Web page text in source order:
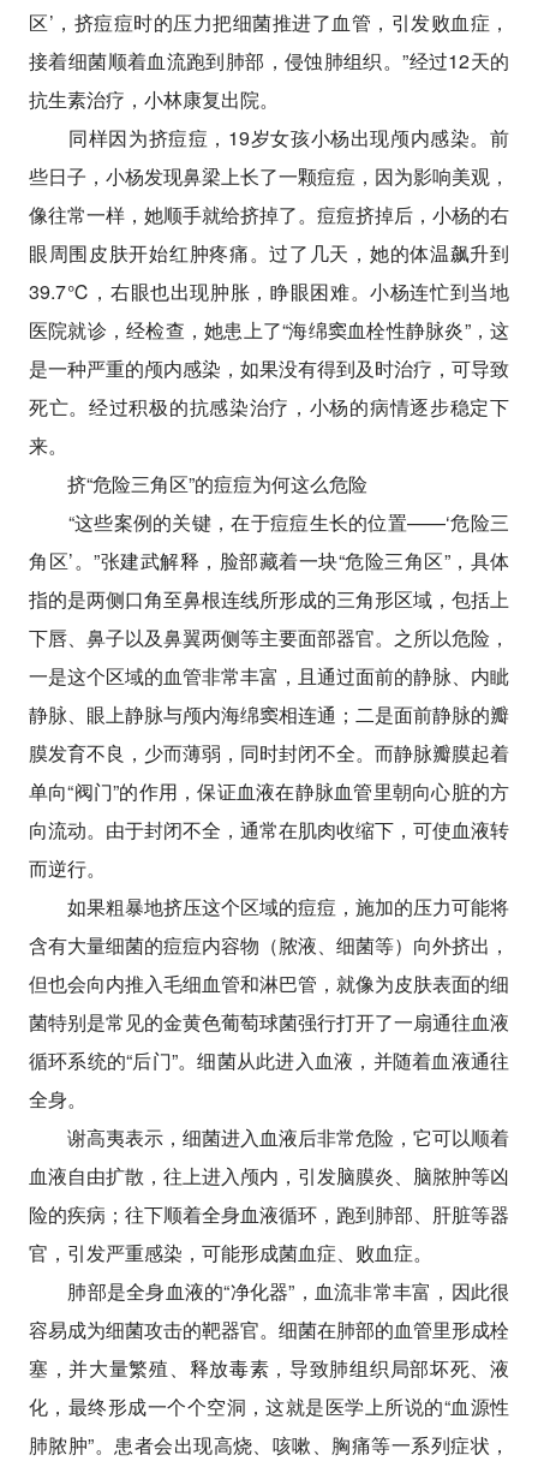
区’，挤痘痘时的压力把细菌推进了血管，引发败血症，
接着细菌顺着血流跑到肺部，侵蚀肺组织。”经过12天的
抗生素治疗，小林康复出院。
同样因为挤痘痘，19岁女孩小杨出现颅内感染。前
些日子，小杨发现鼻梁上长了一颗痘痘，因为影响美观，
像往常一样，她顺手就给挤掉了。痘痘挤掉后，小杨的右
眼周围皮肤开始红肿疼痛。过了几天，她的体温飙升到
39.7℃，右眼也出现肿胀，睁眼困难。小杨连忙到当地
医院就诊，经检查，她患上了“海绵窦血栓性静脉炎”，这
是一种严重的颅内感染，如果没有得到及时治疗，可导致
死亡。经过积极的抗感染治疗，小杨的病情逐步稳定下
来。
挤“危险三角区”的痘痘为何这么危险
“这些案例的关键，在于痘痘生长的位置——‘危险三
角区’。”张建武解释，脸部藏着一块“危险三角区”，具体
指的是两侧口角至鼻根连线所形成的三角形区域，包括上
下唇、鼻子以及鼻翼两侧等主要面部器官。之所以危险，
一是这个区域的血管非常丰富，且通过面前的静脉、内眦
静脉、眼上静脉与颅内海绵窦相连通；二是面前静脉的瓣
膜发育不良，少而薄弱，同时封闭不全。而静脉瓣膜起着
单向“阀门”的作用，保证血液在静脉血管里朝向心脏的方
向流动。由于封闭不全，通常在肌肉收缩下，可使血液转
而逆行。
如果粗暴地挤压这个区域的痘痘，施加的压力可能将
含有大量细菌的痘痘内容物（脓液、细菌等）向外挤出，
但也会向内推入毛细血管和淋巴管，就像为皮肤表面的细
菌特别是常见的金黄色葡萄球菌强行打开了一扇通往血液
循环系统的“后门”。细菌从此进入血液，并随着血液通往
全身。
谢高夷表示，细菌进入血液后非常危险，它可以顺着
血液自由扩散，往上进入颅内，引发脑膜炎、脑脓肿等凶
险的疾病；往下顺着全身血液循环，跑到肺部、肝脏等器
官，引发严重感染，可能形成菌血症、败血症。
肺部是全身血液的“净化器”，血流非常丰富，因此很
容易成为细菌攻击的靶器官。细菌在肺部的血管里形成栓
塞，并大量繁殖、释放毒素，导致肺组织局部坏死、液
化，最终形成一个个空洞，这就是医学上所说的“血源性
肺脓肿”。患者会出现高烧、咳嗽、胸痛等一系列症状，